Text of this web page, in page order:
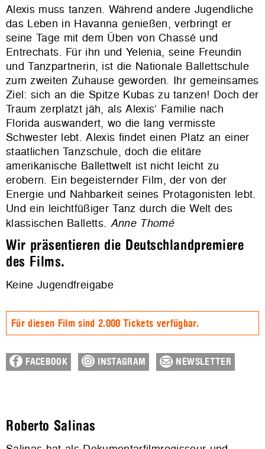
Alexis muss tanzen. Während andere Jugendliche
das Leben in Havanna genießen, verbringt er
seine Tage mit dem Üben von Chassé und
Entrechats. Für ihn und Yelenia, seine Freundin
und Tanzpartnerin, ist die Nationale Ballettschule
zum zweiten Zuhause geworden. Ihr gemeinsames
Ziel: sich an die Spitze Kubas zu tanzen! Doch der
Traum zerplatzt jäh, als Alexis‘ Familie nach
Florida auswandert, wo die lang vermisste
Schwester lebt. Alexis findet einen Platz an einer
staatlichen Tanzschule, doch die elitäre
amerikanische Ballettwelt ist nicht leicht zu
erobern. Ein begeisternder Film, der von der
Energie und Nahbarkeit seines Protagonisten lebt.
Und ein leichtfüßiger Tanz durch die Welt des
klassischen Balletts. Anne Thomé
Wir präsentieren die Deutschlandpremiere
des Films.
Keine Jugendfreigabe
Für diesen Film sind 2.000 Tickets verfügbar.
FACEBOOK INSTAGRAM NEWSLETTER
Roberto Salinas